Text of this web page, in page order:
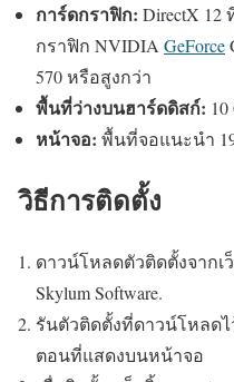
การ์ดกราฟิก: DirectX
กราฟิก NVIDIA GeForce
570 หรือสูงกว่า
พื้นที่ว่างบนฮาร์ดดิสก์:
หน้าจอ: พื้นที่จอแนะนำ
วิธีการติดตั้ง
ดาวน์โหลดตัวติดตั้งจากเ
Skylum Software.
รันตัวติดตั้งที่ดาวน์โหลด
ตอนที่แสดงบนหน้าจอ